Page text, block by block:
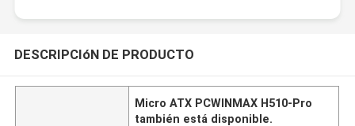
DESCRIPCIóN DE PRODUCTO
Micro ATX PCWINMAX H510-Pro
también está disponible.